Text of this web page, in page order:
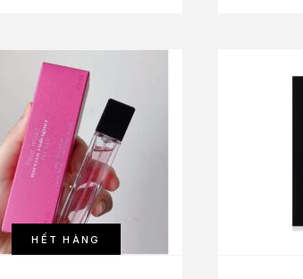
HẾT HÀNG